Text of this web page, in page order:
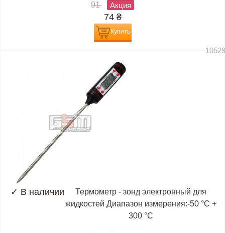
91 Акция
74 ₴
Купить
✓ В наличии
Термометр - зонд электронный для
жидкостей Диапазон измерения:-50 °C +
300 °C